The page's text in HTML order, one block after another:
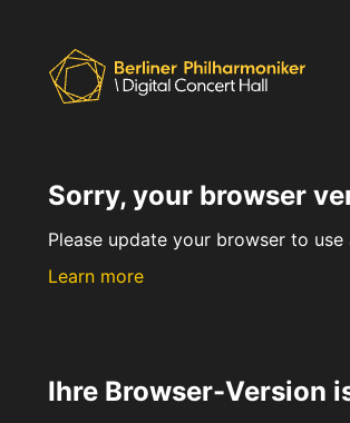
Sorry, your browser
Please update your browser to
Learn more
Ihre Browser-Version